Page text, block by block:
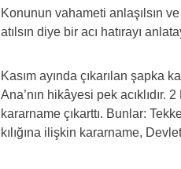
Konunun vahameti anlaşılsın
atılsın diye bir acı hatırayı
Kasım ayında çıkarılan şapka
Ana’nın hikâyesi pek
kararname çıkarttı. Bunlar:
kılığına ilişkin kararname,